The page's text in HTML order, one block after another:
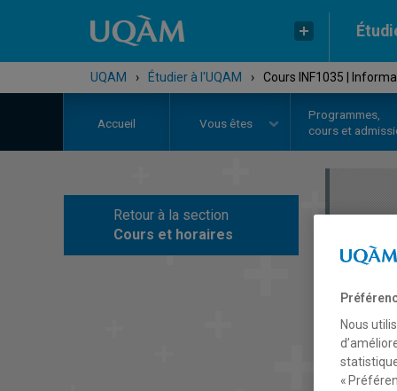
UQAM › Étudier à l'UQAM › Cours INF1035 |
Accueil Vous êtes
Programmes,
cours et
Retour à la section
Cours et horaires
Nous
«